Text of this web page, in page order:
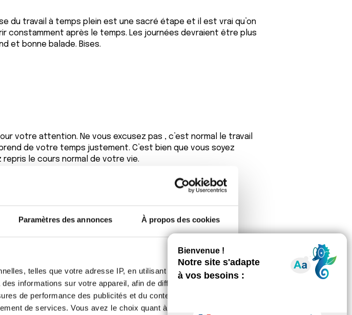
Paramètres des annonces À propos des cookies
telles que votre adresse IP, en utilisant des
informations sur votre appareil, afin de diffuser des
de performance des publicités et du contenu, ainsi que de
de services. Vous avez le choix quant à l'utilisation de
du travail à temps plein est une sacré étape et il est vrai qu’on
constamment après le temps. Les journées devraient être plus
et bonne balade. Bises.
votre attention. Ne vous excusez pas , c’est normal le travail
de votre temps justement. C’est bien que vous soyez
le cours normal de votre vie.
à temps plein !!!
la maison et pourtant, je fais de l'intérim sur le forum.